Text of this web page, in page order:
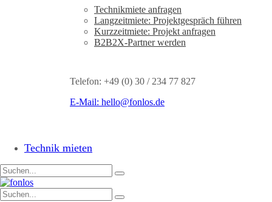
Technikmiete anfragen
Langzeitmiete: Projektgespräch führen
Kurzzeitmiete: Projekt anfragen
B2B2X-Partner werden
Telefon: +49 (0) 30 / 234 77 827
E-Mail: hello@fonlos.de
Technik mieten